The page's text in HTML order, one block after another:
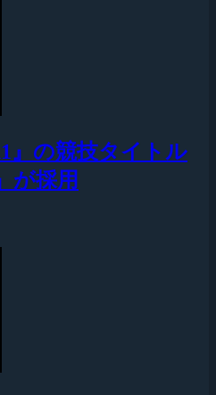
』の競技タイトル
が採用